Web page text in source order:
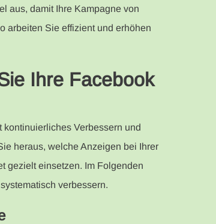
aus, damit Ihre Kampagne von
arbeiten Sie effizient und erhöhen
Ihre Facebook
Verbessern und
heraus, welche Anzeigen bei Ihrer
gezielt einsetzen. Im Folgenden
verbessern.